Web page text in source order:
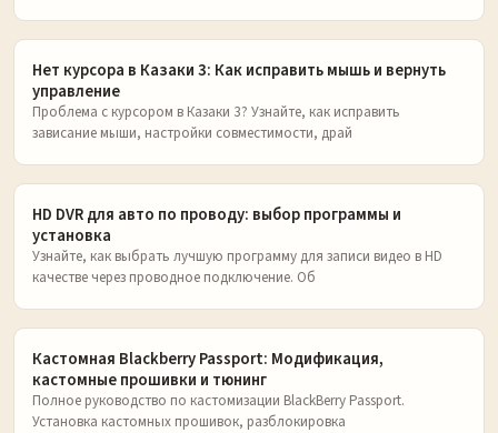
Нет курсора в Казаки 3: Как исправить мышь и вернуть
управление
Проблема с курсором в Казаки 3? Узнайте, как исправить
зависание мыши, настройки совместимости, драй
HD DVR для авто по проводу: выбор программы и
установка
Узнайте, как выбрать лучшую программу для записи видео в HD
качестве через проводное подключение. Об
Кастомная Blackberry Passport: Модификация,
кастомные прошивки и тюнинг
Полное руководство по кастомизации BlackBerry Passport.
Установка кастомных прошивок, разблокировка